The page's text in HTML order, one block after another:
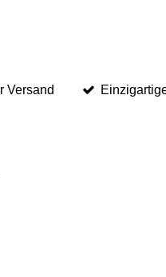
Versand